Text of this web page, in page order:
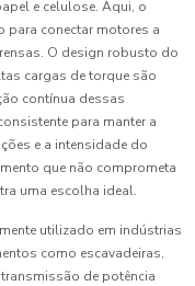
e celulose. Aqui, o
para conectar motores a
O design robusto do
cargas de torque são
contínua dessas
para manter a
e a intensidade do
que não comprometa
uma escolha ideal.
utilizado em indústrias
como escavadeiras,
de potência